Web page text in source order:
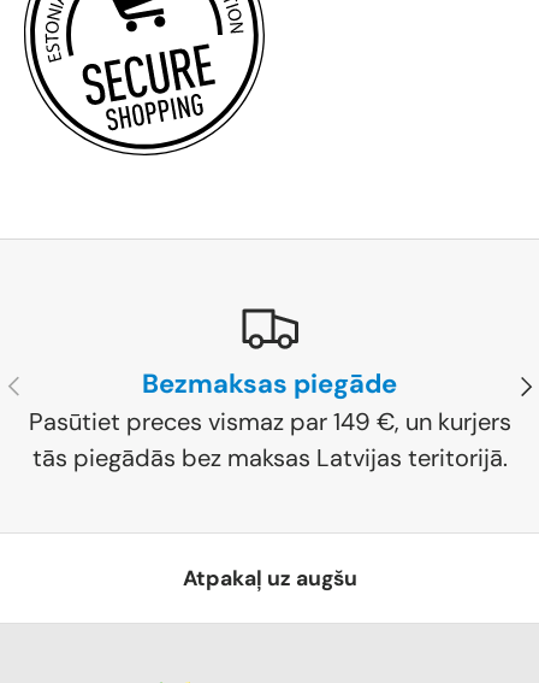
Iepriekšējais Bezmaksas piegāde
Pasūtiet preces vismaz par 149 €, un kurjers
tās piegādās bez maksas Latvijas teritorijā.
Atpakaļ uz augšu